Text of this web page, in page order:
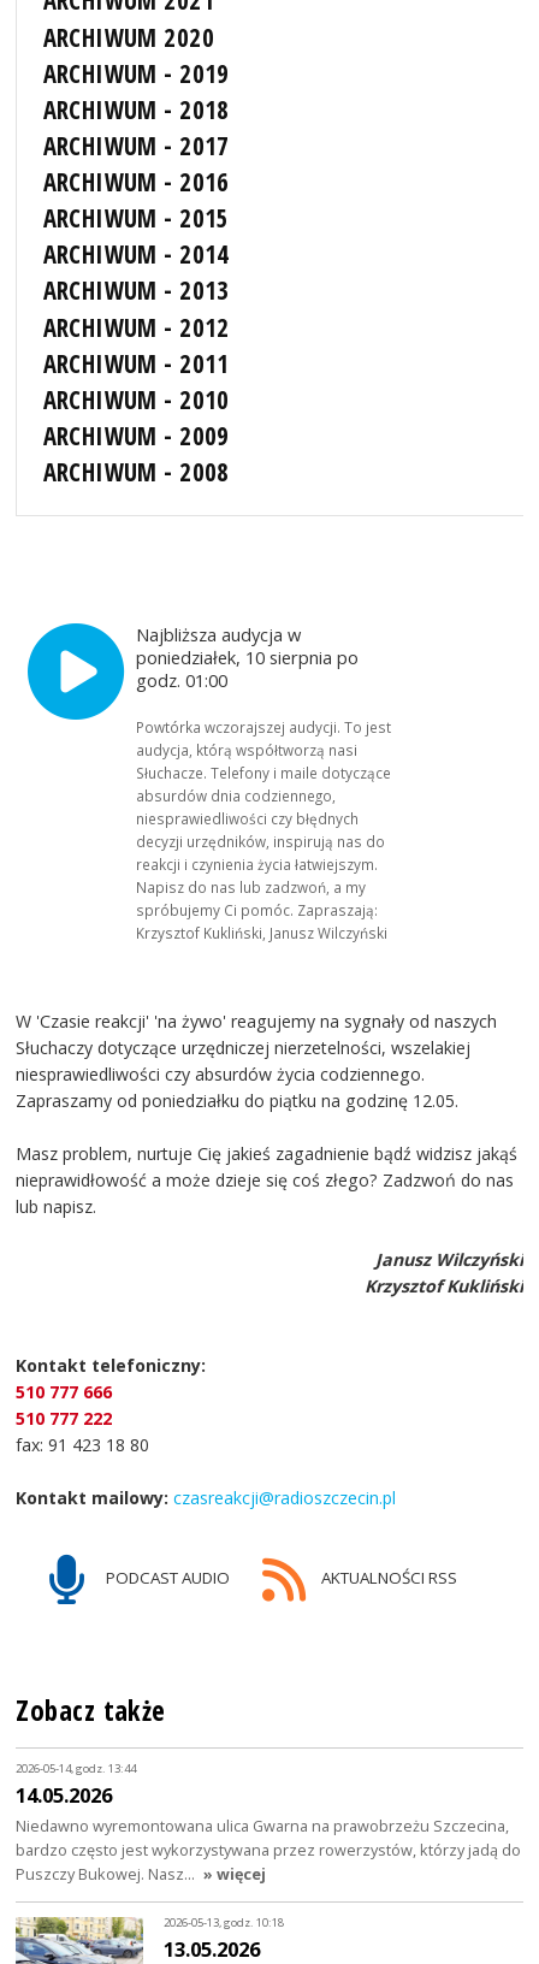
ARCHIWUM 2020
ARCHIWUM - 2019
ARCHIWUM - 2018
ARCHIWUM - 2017
ARCHIWUM - 2016
ARCHIWUM - 2015
ARCHIWUM - 2014
ARCHIWUM - 2013
ARCHIWUM - 2012
ARCHIWUM - 2011
ARCHIWUM - 2010
ARCHIWUM - 2009
ARCHIWUM - 2008
Najbliższa audycja w
poniedziałek, 10 sierpnia po
godz. 01:00
Powtórka wczorajszej audycji. To jest
audycja, którą współtworzą nasi
Słuchacze. Telefony i maile dotyczące
absurdów dnia codziennego,
niesprawiedliwości czy błędnych
decyzji urzędników, inspirują nas do
reakcji i czynienia życia łatwiejszym.
Napisz do nas lub zadzwoń, a my
spróbujemy Ci pomóc. Zapraszają:
Krzysztof Kukliński, Janusz Wilczyński
W 'Czasie reakcji' 'na żywo' reagujemy na sygnały od naszych
Słuchaczy dotyczące urzędniczej nierzetelności, wszelakiej
niesprawiedliwości czy absurdów życia codziennego.
Zapraszamy od poniedziałku do piątku na godzinę 12.05.
Masz problem, nurtuje Cię jakieś zagadnienie bądź widzisz jakąś
nieprawidłowość a może dzieje się coś złego? Zadzwoń do nas
lub napisz.
Janusz Wilczyński
Krzysztof Kukliński
Kontakt telefoniczny:
510 777 666
510 777 222
fax: 91 423 18 80
Kontakt mailowy: czasreakcji@radioszczecin.pl
PODCAST AUDIO AKTUALNOŚCI RSS
Zobacz także
2026-05-14, godz. 13:44
14.05.2026
Niedawno wyremontowana ulica Gwarna na prawobrzeżu Szczecina,
bardzo często jest wykorzystywana przez rowerzystów, którzy jadą do
Puszczy Bukowej. Nasz… » więcej
2026-05-13, godz. 10:18
13.05.2026